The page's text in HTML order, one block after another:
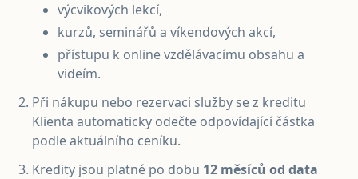
výcvikových lekcí,
kurzů, seminářů a víkendových akcí,
přístupu k online vzdělávacímu obsahu a
videím.
Při nákupu nebo rezervaci služby se z kreditu
Klienta automaticky odečte odpovídající částka
podle aktuálního ceníku.
Kredity jsou platné po dobu 12 měsíců od data